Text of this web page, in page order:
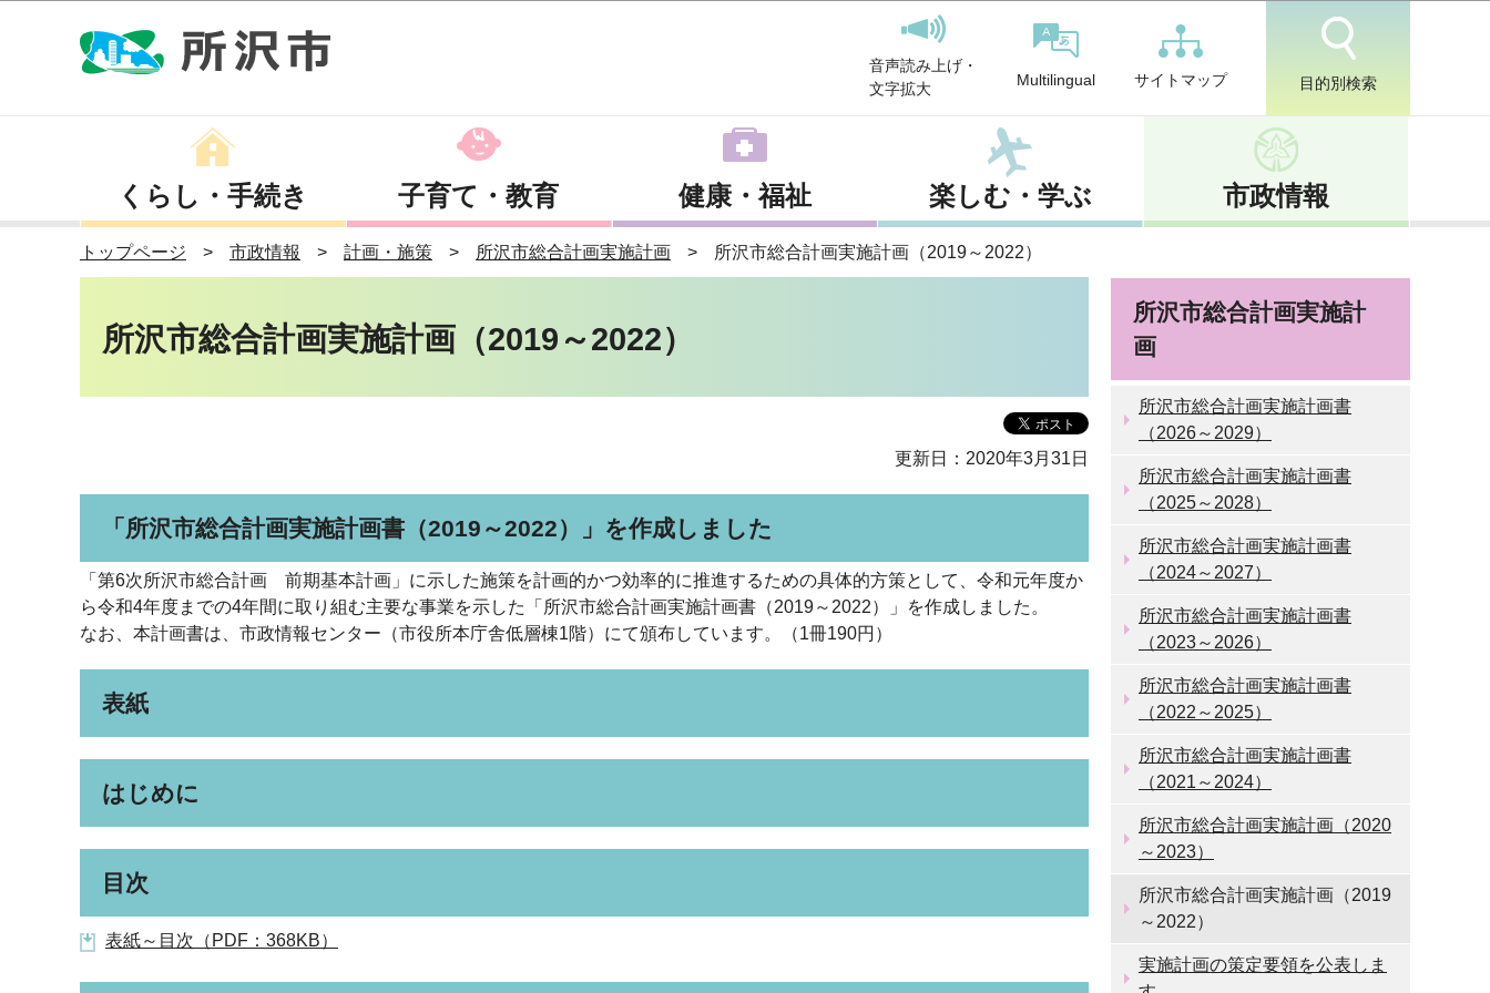
音声読み上げ・
文字拡大
Multilingual サイトマップ 目的別検索
くらし・手続き 子育て・教育 健康・福祉 楽しむ・学ぶ 市政情報
トップページ 市政情報 計画・施策 所沢市総合計画実施計画 所沢市総合計画実施計画（2019～2022）
所沢市総合計画実施計画（2019～2022）
更新日：2020年3月31日
「所沢市総合計画実施計画書（2019～2022）」を作成しました
「第6次所沢市総合計画 前期基本計画」に示した施策を計画的かつ効率的に推進するための具体的方策として、令和元年度か
ら令和4年度までの4年間に取り組む主要な事業を示した「所沢市総合計画実施計画書（2019～2022）」を作成しました。
なお、本計画書は、市政情報センター（市役所本庁舎低層棟1階）にて頒布しています。（1冊190円）
表紙
はじめに
目次
表紙～目次（PDF：368KB）
所沢市総合計画実施計
画
所沢市総合計画実施計画書
（2026～2029）
所沢市総合計画実施計画書
（2025～2028）
所沢市総合計画実施計画書
（2024～2027）
所沢市総合計画実施計画書
（2023～2026）
所沢市総合計画実施計画書
（2022～2025）
所沢市総合計画実施計画書
（2021～2024）
所沢市総合計画実施計画（2020
～2023）
所沢市総合計画実施計画（2019
～2022）
実施計画の策定要領を公表しま